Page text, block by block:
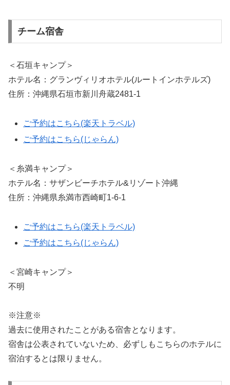
チーム宿舎
＜石垣キャンプ＞
ホテル名：グランヴィリオホテル(ルートインホテルズ)
住所：沖縄県石垣市新川舟蔵2481-1
ご予約はこちら(楽天トラベル)
ご予約はこちら(じゃらん)
＜糸満キャンプ＞
ホテル名：サザンビーチホテル&リゾート沖縄
住所：沖縄県糸満市西崎町1-6-1
ご予約はこちら(楽天トラベル)
ご予約はこちら(じゃらん)
＜宮崎キャンプ＞
不明
※注意※
過去に使用されたことがある宿舎となります。
宿舎は公表されていないため、必ずしもこちらのホテルに
宿泊するとは限りません。